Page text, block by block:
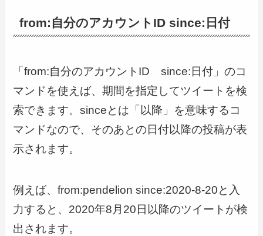
from:自分のアカウントID since:日付
「from:自分のアカウントID since:日付」のコ
マンドを使えば、期間を指定してツイートを検
索できます。sinceとは「以降」を意味するコ
マンドなので、そのあとの日付以降の投稿が表
示されます。
例えば、from:pendelion since:2020-8-20と入
力すると、2020年8月20日以降のツイートが検
出されます。